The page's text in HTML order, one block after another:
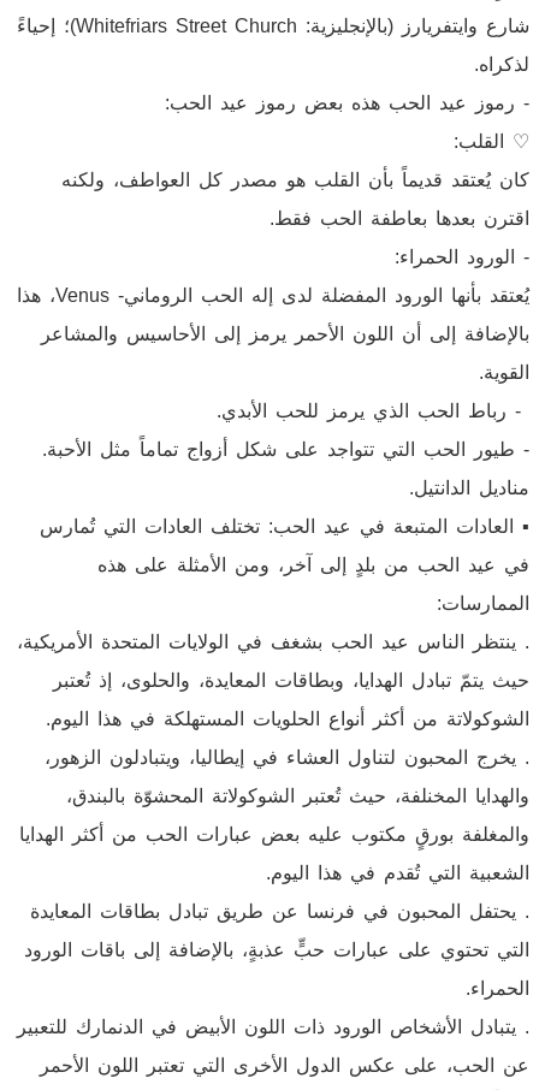
شارع وايتفريارز (بالإنجليزية: Whitefriars Street Church)؛ إحياءً
لذكراه.
- رموز عيد الحب هذه بعض رموز عيد الحب:
♡ القلب:
كان يُعتقد قديماً بأن القلب هو مصدر كل العواطف، ولكنه
اقترن بعدها بعاطفة الحب فقط.
- الورود الحمراء:
يُعتقد بأنها الورود المفضلة لدى إله الحب الروماني- Venus، هذا
بالإضافة إلى أن اللون الأحمر يرمز إلى الأحاسيس والمشاعر
القوية.
- رباط الحب الذي يرمز للحب الأبدي.
- طيور الحب التي تتواجد على شكل أزواج تماماً مثل الأحبة.
مناديل الدانتيل.
▪︎ العادات المتبعة في عيد الحب: تختلف العادات التي تُمارس
في عيد الحب من بلدٍ إلى آخر، ومن الأمثلة على هذه
الممارسات:
. ينتظر الناس عيد الحب بشغف في الولايات المتحدة الأمريكية،
حيث يتمّ تبادل الهدايا، وبطاقات المعايدة، والحلوى، إذ تُعتبر
الشوكولاتة من أكثر أنواع الحلويات المستهلكة في هذا اليوم.
. يخرج المحبون لتناول العشاء في إيطاليا، ويتبادلون الزهور،
والهدايا المخنلفة، حيث تُعتبر الشوكولاتة المحشوّة بالبندق،
والمغلفة بورقٍ مكتوب عليه بعض عبارات الحب من أكثر الهدايا
الشعبية التي تُقدم في هذا اليوم.
. يحتفل المحبون في فرنسا عن طريق تبادل بطاقات المعايدة
التي تحتوي على عبارات حبٍّ عذبةٍ، بالإضافة إلى باقات الورود
الحمراء.
. يتبادل الأشخاص الورود ذات اللون الأبيض في الدنمارك للتعبير
عن الحب، على عكس الدول الأخرى التي تعتبر اللون الأحمر